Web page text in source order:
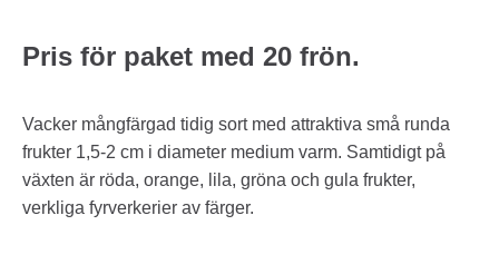
Pris för paket med 20 frön.
Vacker mångfärgad tidig sort med attraktiva små runda
frukter 1,5-2 cm i diameter medium varm. Samtidigt på
växten är röda, orange, lila, gröna och gula frukter,
verkliga fyrverkerier av färger.